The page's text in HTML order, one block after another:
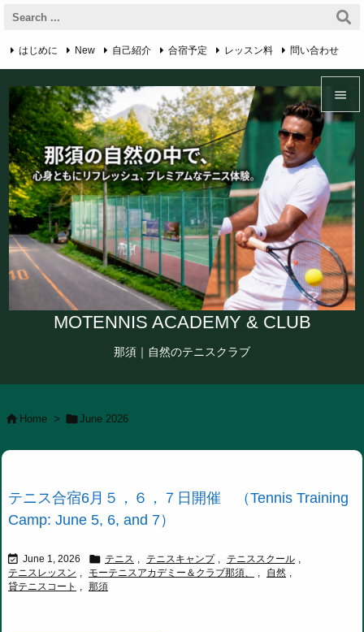
MOTENNIS ACADEMY & CLUB
那須｜自然のテニスクラブ



Sidebar

Prev

Next

Search
はじめに New 自己紹介 合宿予定 レッスン料 問い合わせ
アクセス・マップ プライバシーポリシー English Page RSS
Feedly
 Home > June 2026
テニス合宿6月５，６，７日開催 （Tennis Training
Camp: June 5, 6, and 7）
 June 1, 2026  テニス , テニスキャンプ , テニススクール ,
テニスレッスン , モーテニスアカデミー＆クラブ那須、 , 自然 ,
貸テニスコート , 那須